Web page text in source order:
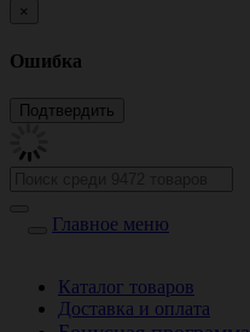
×
Ошибка
Главное меню
Каталог товаров
Доставка и оплата